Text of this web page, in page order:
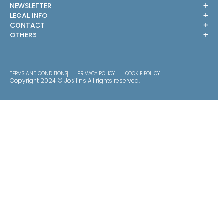
NEWSLETTER
LEGAL INFO
CONTACT
OTHERS
TERMS AND CONDITIONS PRIVACY POLICY COOKIE POLICY
Copyright 2024 © Josilins All rights reserved.